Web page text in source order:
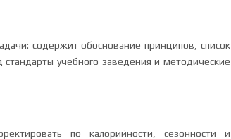
содержит обоснование принципов, список
учебного заведения и методические
по калорийности, сезонности и